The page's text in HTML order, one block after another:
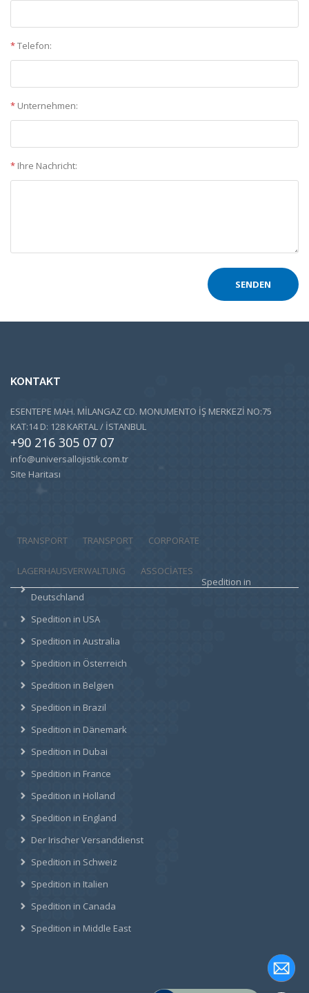
*Telefon:
* Unternehmen:
* Ihre Nachricht:
KONTAKT
ESENTEPE MAH. MİLANGAZ CD. MONUMENTO İŞ MERKEZİ NO:75
KAT:14 D: 128 KARTAL / İSTANBUL
+90 216 305 07 07
info@universallojistik.com.tr
Site Haritası
TRANSPORT TRANSPORT CORPORATE
LAGERHAUSVERWALTUNG
ASSOCIATES
Spedition in
Deutschland
Spedition in USA
Spedition in Australia
Spedition in Österreich
Spedition in Belgien
Spedition in Brazil
Spedition in Dänemark
Spedition in Dubai
Spedition in France
Spedition in Holland
Spedition in England
Der Irischer Versanddienst
Spedition in Schweiz
Spedition in Italien
Spedition in Canada
Spedition in Middle East